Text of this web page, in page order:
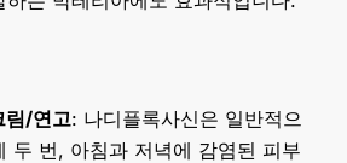
림/연고: 나디플록사신은 일반적으
두 번, 아침과 저녁에 감염된 피부